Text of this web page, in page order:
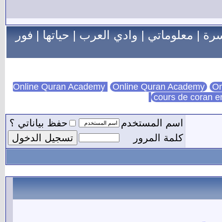
|معلوماتي|وادي العرب|حياتها|فور
Online Quran Academy
cours de coran
اسم المستخدم
حفظ بياناتي ؟
كلمة المرور